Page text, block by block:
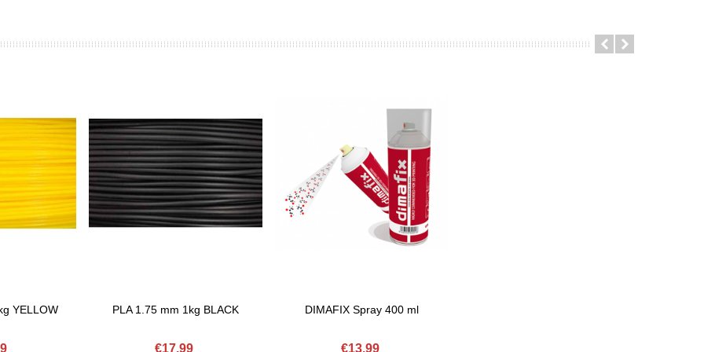
YELLOW Add To Basket
PLA 1.75 mm 1kg BLACK
€17.99
Add To Basket
DIMAFIX Spray 400 ml
€13.99